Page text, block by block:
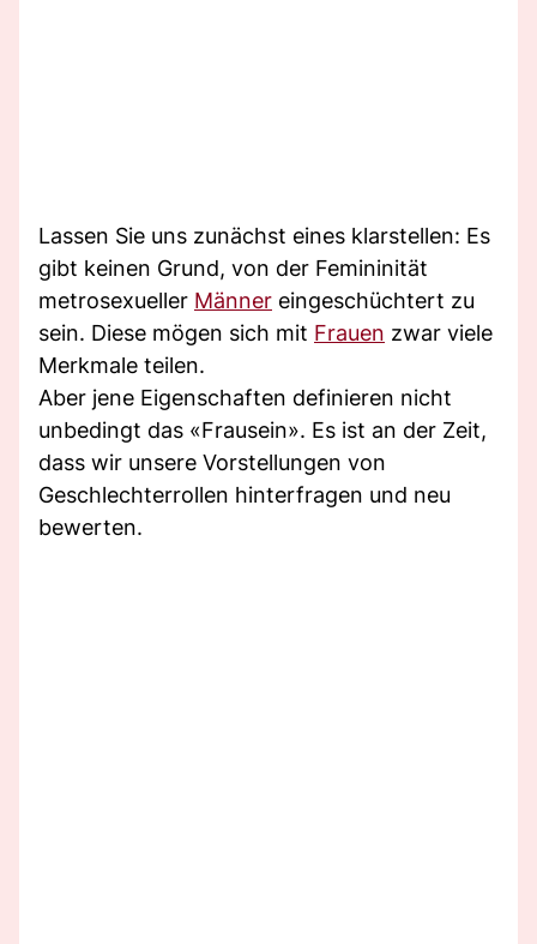
Lassen Sie uns zunächst eines klarstellen: Es
gibt keinen Grund, von der Femininität
metrosexueller Männer eingeschüchtert zu
sein. Diese mögen sich mit Frauen zwar viele
Merkmale teilen.
Aber jene Eigenschaften definieren nicht
unbedingt das «Frausein». Es ist an der Zeit,
dass wir unsere Vorstellungen von
Geschlechterrollen hinterfragen und neu
bewerten.